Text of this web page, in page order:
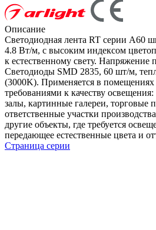
Описание
Светодиодная лента RT серии A60
4.8 Вт/м, с высоким индексом
к естественному свету. Напряжение
Светодиоды SMD 2835, 60 шт/м,
(3000K). Применяется в
требованиями к качеству
залы, картинные галереи,
ответственные участки
другие объекты, где требуется
передающее естественные цвета и
Страница серии